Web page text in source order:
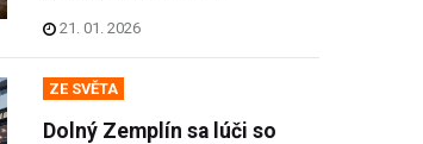
21. 01. 2026
ZE SVĚTA
Dolný Zemplín sa lúči so